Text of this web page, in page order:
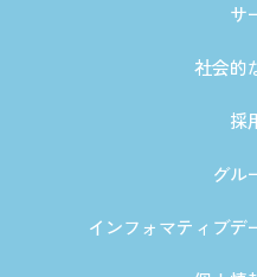
サ
社会的
採
グル
インフォマティブデ